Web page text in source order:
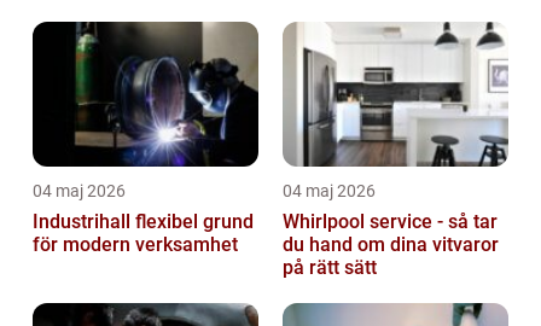
04 maj 2026
Industrihall flexibel grund
för modern verksamhet
04 maj 2026
Whirlpool service - så tar
du hand om dina vitvaror
på rätt sätt